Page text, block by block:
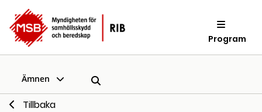
Program
Ämnen
Tillbaka